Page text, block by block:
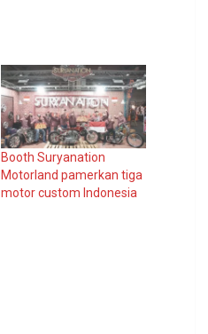
Booth Suryanation
Motorland pamerkan tiga
motor custom Indonesia